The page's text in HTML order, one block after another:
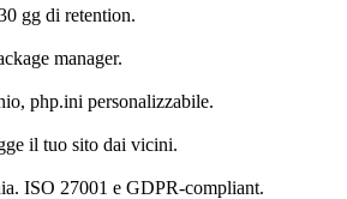
gg di retention.
manager.
php.ini personalizzabile.
il tuo sito dai vicini.
ISO 27001 e GDPR-compliant.